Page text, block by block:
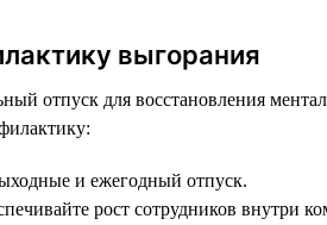
выгорания
отпуск для восстановления
и ежегодный отпуск.
рост сотрудников